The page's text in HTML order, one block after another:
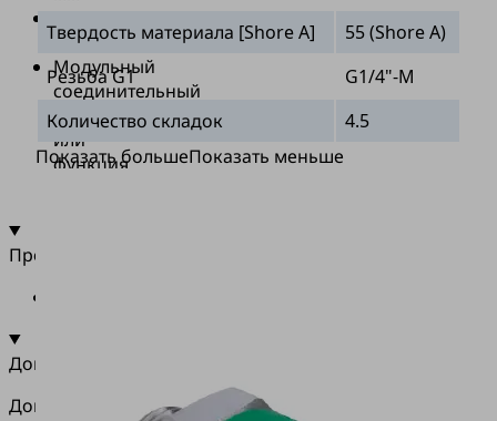
SI
Модульный
соединительный
ниппель
или
функция
Промышленность
Документация
Документация
Твердость материала [Shore A]
55 (Shore A)
Резьба G1
G1/4"-M
Количество складок
4.5
Показать большеПоказать меньше